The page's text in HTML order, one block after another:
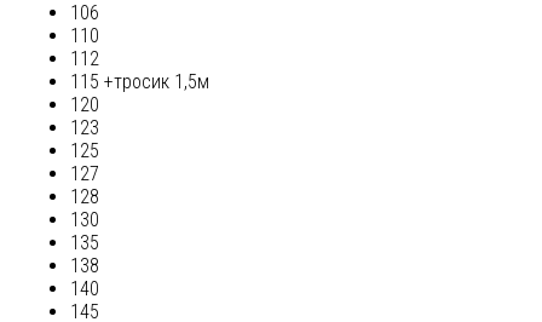
106
110
112
115 +тросик 1,5м
120
123
125
127
128
130
135
138
140
145